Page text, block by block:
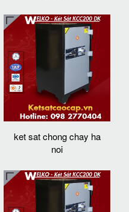
ket sat chong chay ha
noi